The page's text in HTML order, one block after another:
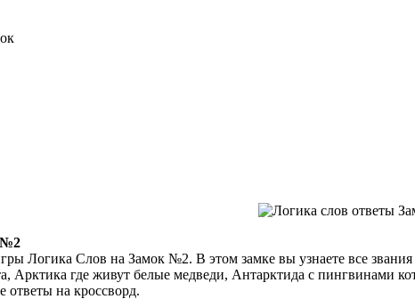
№2
Логика Слов на Замок №2. В этом замке вы узнаете все
Арктика где живут белые медведи, Антарктида с пингвинами
ответы на кроссворд.